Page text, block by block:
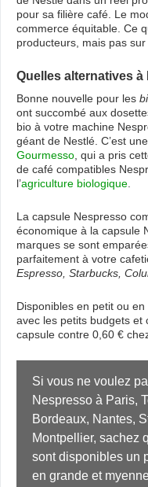
pour sa filière café. Le
commerce équitable. Ce
producteurs, mais pas sur
Quelles alternatives à
Bonne nouvelle pour les
ont succombé aux
bio à votre machine
géant de Nestlé. C’est
Gourmesso , qui a pris
de café compatibles
l’agriculture biologique
La capsule Nespresso
économique à la capsule
marques se sont
parfaitement à votre
Espresso, Starbucks,
Disponibles en petit ou
avec les petits budgets et
capsule contre 0,60 €
Si vous ne voulez
Nespresso à Paris,
Bordeaux, Nantes,
Montpellier, sachez
sont disponibles un
en grande et